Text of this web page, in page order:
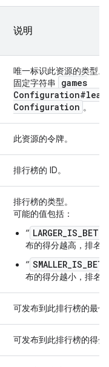
,
,
,
说明
唯一标识此资源的类型。
固定字符串
games
Configuration 。
此资源的令牌。
排行榜的 ID。
排行榜的类型。
可能的值包括：
“
布的得分越高，排名
“
布的得分越小，排名
可发布到此排行榜的最低
可发布到此排行榜的得分